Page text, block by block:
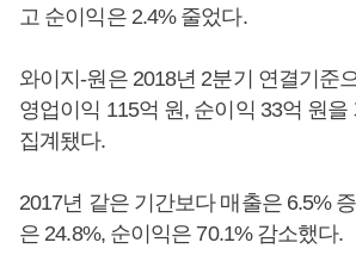
고 순이익은 2.4% 줄었다.
와이지-원은 2018년 2분기 연결기준
영업이익 115억 원, 순이익 33억 원을
집계됐다.
2017년 같은 기간보다 매출은 6.5%
은 24.8%, 순이익은 70.1% 감소했다.